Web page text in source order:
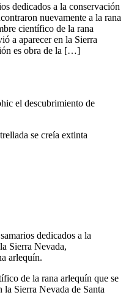
dedicados a la conservación
nuevamente a la rana
científico de la rana
a aparecer en la Sierra
es obra de la […]
se creía extinta
dedicados a la
Sierra Nevada,
arlequín.
de la rana arlequín que se
Sierra Nevada de Santa